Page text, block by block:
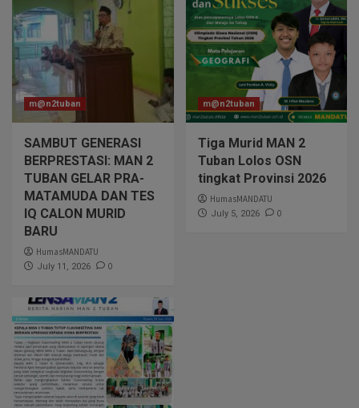
m@n2tuban
SAMBUT GENERASI
BERPRESTASI: MAN 2
TUBAN GELAR PRA-
MATAMUDA DAN TES
IQ CALON MURID
BARU
HumasMANDATU
July 11, 2026 0
m@n2tuban
Tiga Murid MAN 2
Tuban Lolos OSN
tingkat Provinsi 2026
HumasMANDATU
July 5, 2026 0